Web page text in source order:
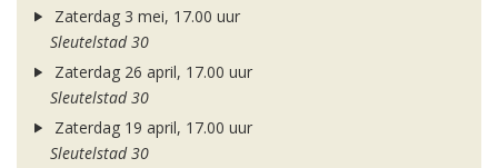
Zaterdag 3 mei, 17.00 uur
Sleutelstad 30
Zaterdag 26 april, 17.00 uur
Sleutelstad 30
Zaterdag 19 april, 17.00 uur
Sleutelstad 30